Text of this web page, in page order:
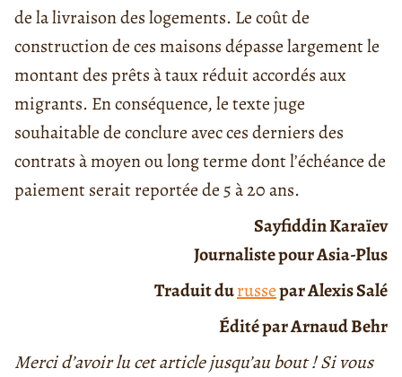
de la livraison des logements. Le coût de
construction de ces maisons dépasse largement le
montant des prêts à taux réduit accordés aux
migrants. En conséquence, le texte juge
souhaitable de conclure avec ces derniers des
contrats à moyen ou long terme dont l’échéance de
paiement serait reportée de 5 à 20 ans.
Sayfiddin Karaïev
Journaliste pour Asia-Plus
Traduit durussepar Alexis Salé
Édité par Arnaud Behr
Merci d’avoir lu cet article jusqu’au bout ! Si vous